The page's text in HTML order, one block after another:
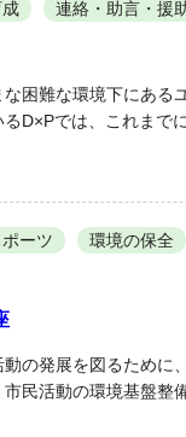
連絡・助言・援
困難な環境下にある
D×Pでは、これまで
ーツ 環境の保全
の発展を図るために
民活動の環境基盤整